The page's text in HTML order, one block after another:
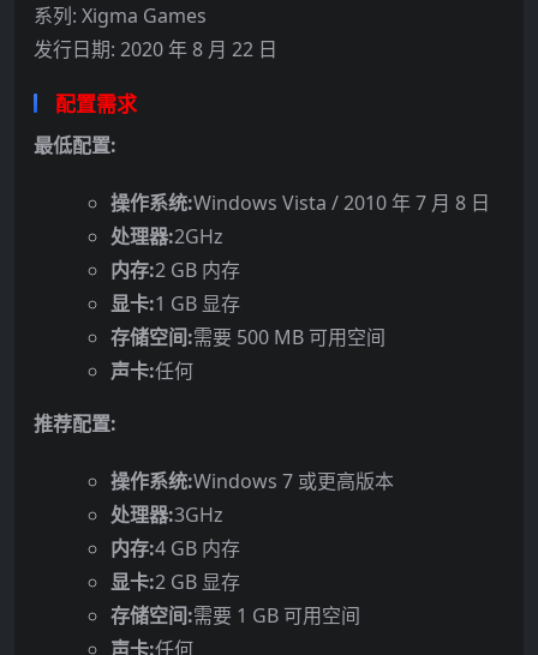
系列: Xigma Games
发行日期: 2020 年 8 月 22 日
配置需求
最低配置:
操作系统:Windows Vista / 2010 年 7 月 8 日
处理器:2GHz
内存:2 GB 内存
显卡:1 GB 显存
存储空间:需要 500 MB 可用空间
声卡:任何
推荐配置:
操作系统:Windows 7 或更高版本
处理器:3GHz
内存:4 GB 内存
显卡:2 GB 显存
存储空间:需要 1 GB 可用空间
声卡:任何